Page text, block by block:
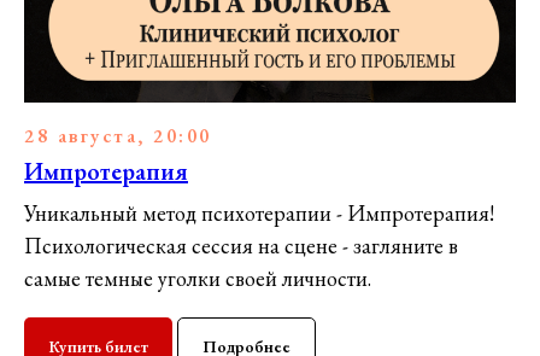
28 августа, 20:00
Импротерапия
Уникальный метод психотерапии - Импротерапия!
Психологическая сессия на сцене - загляните в
самые темные уголки своей личности.
Купить билет Подробнее